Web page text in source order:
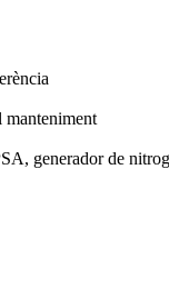
generador de